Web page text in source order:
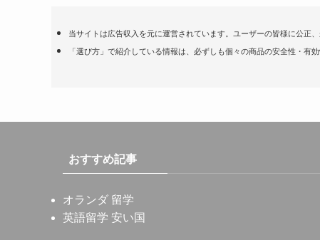
当サイトは広告収入を元に運営されています。ユーザーの皆様に公正
「選び方」で紹介している情報は、必ずしも個々の商品の安全性・有
おすすめ記事
オランダ 留学
英語留学 安い国